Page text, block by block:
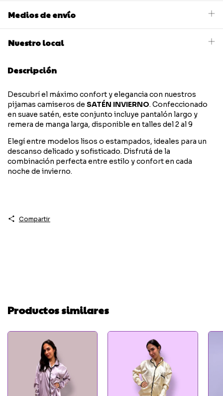
Medios de envío
Nuestro local
Descripción
Descubrí el máximo confort y elegancia con nuestros
pijamas camiseros de SATÉN INVIERNO. Confeccionado
en suave satén, este conjunto incluye pantalón largo y
remera de manga larga, disponible en talles del 2 al 9
Elegí entre modelos lisos o estampados, ideales para un
descanso delicado y sofisticado. Disfrutá de la
combinación perfecta entre estilo y confort en cada
noche de invierno.
Compartir
Productos similares